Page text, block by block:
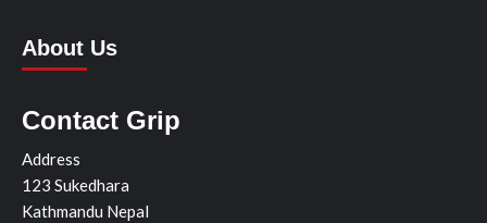
About Us
Contact Grip
Address
123 Sukedhara
Kathmandu Nepal